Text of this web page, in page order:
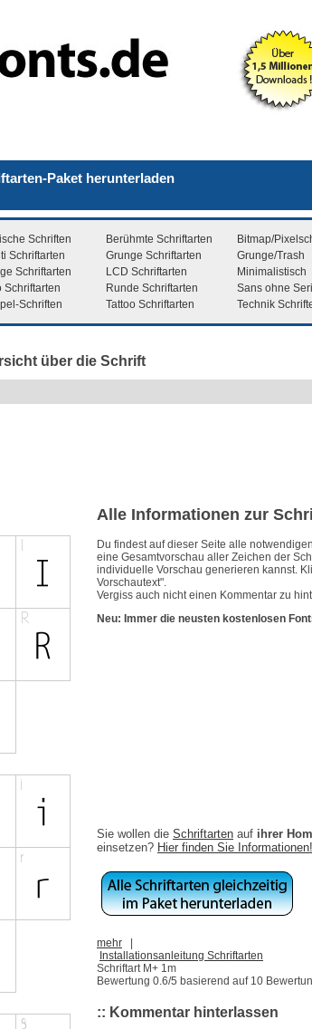
Paket herunterladen
Schriften Berühmte Schriftarten Bitmap/
Schriftarten Grunge Schriftarten Grunge/Trash
Schriftarten LCD Schriftarten Minimalistisch
Schriftarten Runde Schriftarten Sans ohne
Schriften Tattoo Schriftarten Technik
über die Schrift
Alle Informationen zur
Du findest auf dieser Seite alle
eine Gesamtvorschau aller Zeichen der
individuelle Vorschau generieren kannst.
Vorschautext".
Vergiss auch nicht einen Kommentar zu
Neu: Immer die neusten kostenlosen
Sie wollen die Schriftarten auf ihrer
einsetzen? Hier finden Sie Informationen!
mehr
Installationsanleitung Schriftarten
Schriftart M+ 1m
Bewertung 0.6/5 basierend auf 10
:: Kommentar hinterlassen